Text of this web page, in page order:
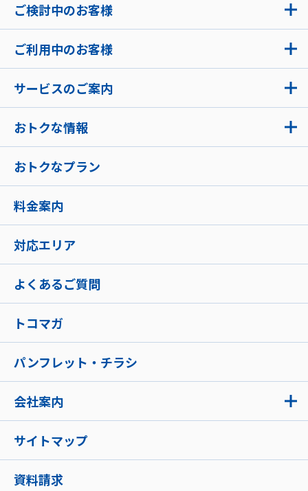
ご検討中のお客様
ご利用中のお客様
サービスのご案内
おトクな情報
おトクなプラン
料金案内
対応エリア
よくあるご質問
トコマガ
パンフレット・チラシ
会社案内
サイトマップ
資料請求